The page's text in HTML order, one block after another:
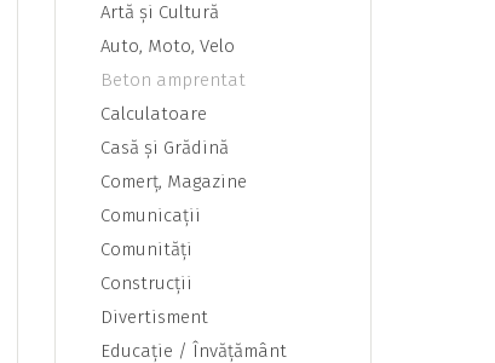
Artă şi Cultură
Auto, Moto, Velo
Beton amprentat
Calculatoare
Casă şi Grădină
Comerţ, Magazine
Comunicaţii
Comunităţi
Construcţii
Divertisment
Educaţie / Învăţământ